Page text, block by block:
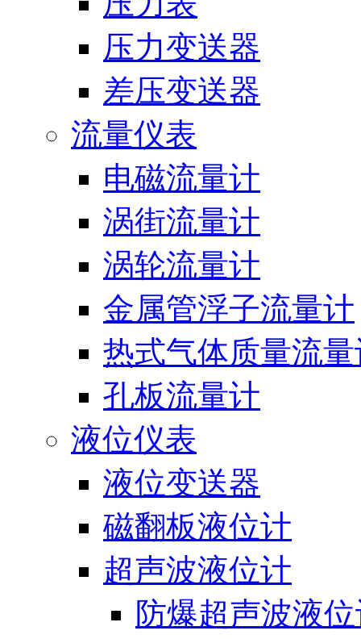
压力变送器
差压变送器
流量仪表
电磁流量计
涡街流量计
涡轮流量计
金属管浮子流量计
热式气体质量流
孔板流量计
液位仪表
液位变送器
磁翻板液位计
超声波液位计
防爆超声波液